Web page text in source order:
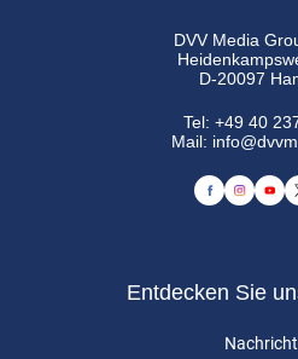
DVV Media
D-20097
Tel:+49 40
Mail:
Entdecken Sie